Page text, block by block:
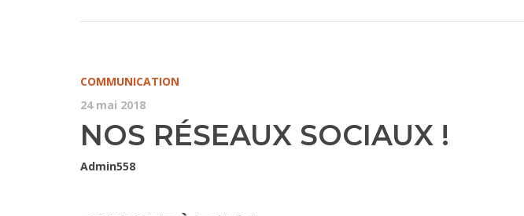
COMMUNICATION
24 mai 2018
NOS RÉSEAUX SOCIAUX !
Admin558